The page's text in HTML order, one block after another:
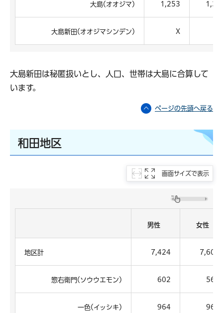
大島(オオジマ) 1,253
大島新田(オオジマシンデン) X
大島新田は秘匿扱いとし、人口、世帯は大島に合算して
います。
ページの先頭へ戻る
和田地区
画面サイズで表示
男性 女性
地区計 7,424 7,607
惣右衛門(ソウウエモン) 602 562
一色(イッシキ) 964 968